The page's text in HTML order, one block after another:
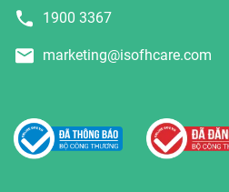
1900 3367
marketing@isofhcare.com